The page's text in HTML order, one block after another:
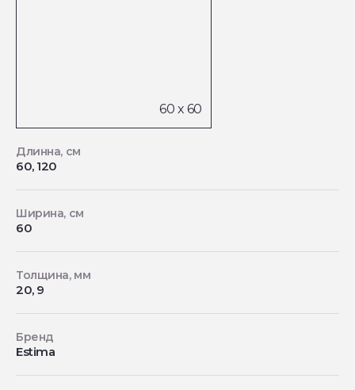
Длинна, см
60, 120
Ширина, см
60
Толщина, мм
20, 9
Бренд
Estima